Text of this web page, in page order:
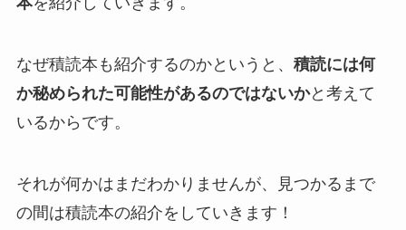
なぜ積読本も紹介するのかというと、 積読には何
か秘められた可能性があるのではないかと考えて
いるからです。
それが何かはまだわかりませんが、見つかるまで
の間は積読本の紹介をしていきます！